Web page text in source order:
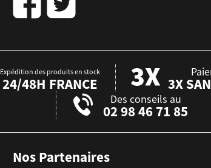
Expédition des produits en stock
24/48H FRANCE 3X
Des conseils au
02 98 46 71 85
Nos Partenaires